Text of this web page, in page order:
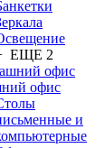
ЕЩЕ 2
офис
и